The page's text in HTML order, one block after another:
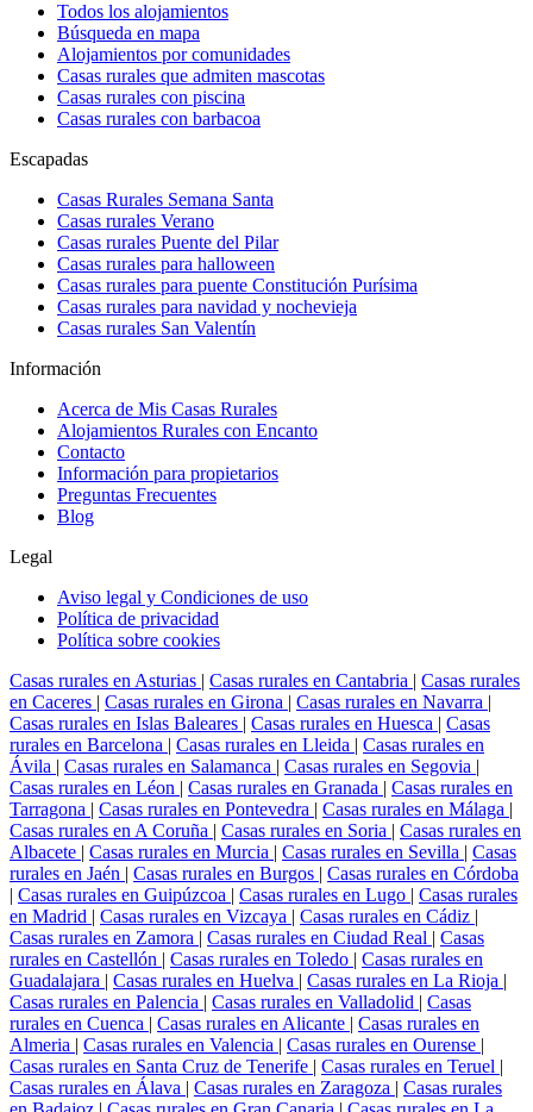
Todos los alojamientos
Búsqueda en mapa
Alojamientos por comunidades
Casas rurales que admiten mascotas
Casas rurales con piscina
Casas rurales con barbacoa
Escapadas
Casas Rurales Semana Santa
Casas rurales Verano
Casas rurales Puente del Pilar
Casas rurales para halloween
Casas rurales para puente Constitución Purísima
Casas rurales para navidad y nochevieja
Casas rurales San Valentín
Información
Acerca de Mis Casas Rurales
Alojamientos Rurales con Encanto
Contacto
Información para propietarios
Preguntas Frecuentes
Blog
Legal
Aviso legal y Condiciones de uso
Política de privacidad
Política sobre cookies
Casas rurales en Asturias | Casas rurales en Cantabria | Casas rurales
en Caceres | Casas rurales en Girona | Casas rurales en Navarra |
Casas rurales en Islas Baleares | Casas rurales en Huesca | Casas
rurales en Barcelona | Casas rurales en Lleida | Casas rurales en
Ávila | Casas rurales en Salamanca | Casas rurales en Segovia |
Casas rurales en Léon | Casas rurales en Granada | Casas rurales en
Tarragona | Casas rurales en Pontevedra | Casas rurales en Málaga |
Casas rurales en A Coruña | Casas rurales en Soria | Casas rurales en
Albacete | Casas rurales en Murcia | Casas rurales en Sevilla | Casas
rurales en Jaén | Casas rurales en Burgos | Casas rurales en Córdoba
| Casas rurales en Guipúzcoa | Casas rurales en Lugo | Casas rurales
en Madrid | Casas rurales en Vizcaya | Casas rurales en Cádiz |
Casas rurales en Zamora | Casas rurales en Ciudad Real | Casas
rurales en Castellón | Casas rurales en Toledo | Casas rurales en
Guadalajara | Casas rurales en Huelva | Casas rurales en La Rioja |
Casas rurales en Palencia | Casas rurales en Valladolid | Casas
rurales en Cuenca | Casas rurales en Alicante | Casas rurales en
Almeria | Casas rurales en Valencia | Casas rurales en Ourense |
Casas rurales en Santa Cruz de Tenerife | Casas rurales en Teruel |
Casas rurales en Álava | Casas rurales en Zaragoza | Casas rurales